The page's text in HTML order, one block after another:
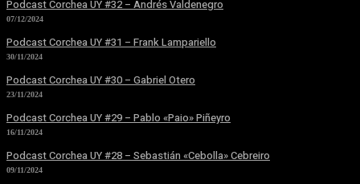
Podcast Corchea UY #32 – Andrés Valdenegro
07/12/2024
Podcast Corchea UY #31 – Frank Lampariello
30/11/2024
Podcast Corchea UY #30 – Gabriel Otero
23/11/2024
Podcast Corchea UY #29 – Pablo «Paio» Piñeyro
16/11/2024
Podcast Corchea UY #28 – Sebastián «Cebolla» Cebreiro
09/11/2024